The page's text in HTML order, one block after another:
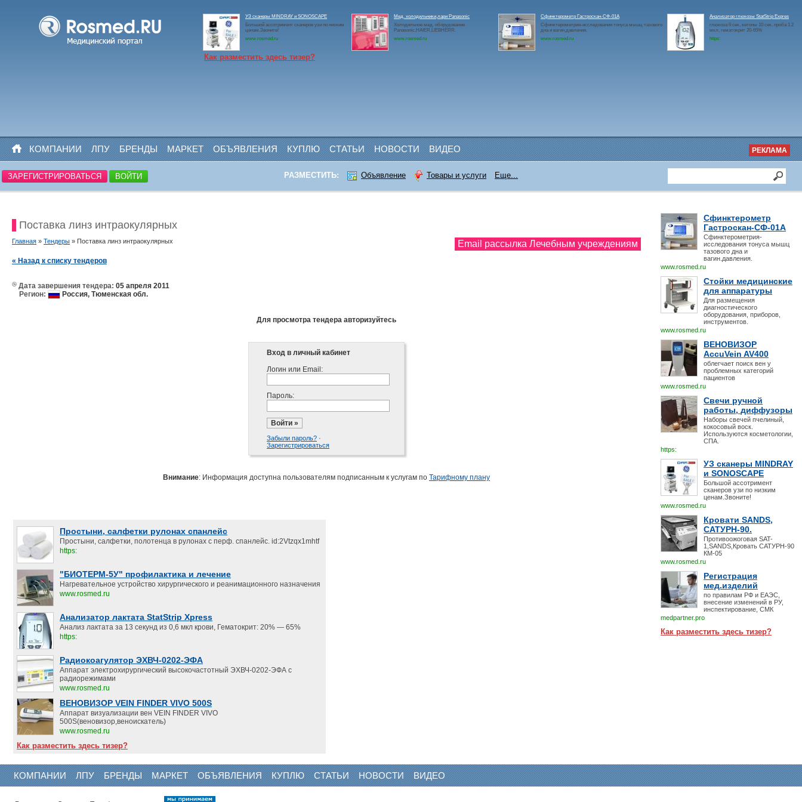
УЗ сканеры MINDRAY и SONOSCAPE
Большой ассотримент сканеров узи по низким
ценам.Звоните!
www.rosmed.ru
Мед. холодильники,лари Panasonic
Холодильное мед. оборудование
Panasonic,HAIER,LIEBHERR.
www.rosmed.ru
Сфинктерометр Гастроскан-СФ-01А
Сфинктерометрия-исследования тонуса мышц тазового
дна и вагин.давления.
www.rosmed.ru
Анализатор глюкозы StatStrip Expres
глюкоза 6 сек, кетоны 10 сек, проба 1.2
мкл, гематокрит 20-65%
https:
Как разместить здесь тизер?
КОМПАНИИ ЛПУ БРЕНДЫ МАРКЕТ ОБЪЯВЛЕНИЯ КУПЛЮ СТАТЬИ НОВОСТИ ВИДЕО РЕКЛАМА
ЗАРЕГИСТРИРОВАТЬСЯ ВОЙТИ РАЗМЕСТИТЬ: Объявление Товары и услуги Еще...
Сфинктерометр
Гастроскан-СФ-01А
Сфинктерометрия-
исследования тонуса мышц
тазового дна и
вагин.давления.
www.rosmed.ru
Стойки медицинские
для аппаратуры
Для размещения
диагностического
оборудования, приборов,
инструментов.
www.rosmed.ru
ВЕНОВИЗОР
AccuVein AV400
облегчает поиск вен у
проблемных категорий
пациентов
www.rosmed.ru
Свечи ручной
работы, диффузоры
Наборы свечей пчелиный,
кокосовый воск.
Используются косметологии,
СПА.
https:
УЗ сканеры MINDRAY
и SONOSCAPE
Большой ассотримент
сканеров узи по низким
ценам.Звоните!
www.rosmed.ru
Кровати SANDS,
САТУРН-90.
Противоожоговая SAT-
1,SANDS,Кровать САТУРН-90
КМ-05
www.rosmed.ru
Регистрация
мед.изделий
по правилам РФ и ЕАЭС,
внесение изменений в РУ,
инспектирование, СМК
medpartner.pro
Как разместить здесь тизер?
Поставка линз интраокулярных
Email рассылка Лечебным учреждениям
Главная » Тендеры » Поставка линз интраокулярных
« Назад к списку тендеров
Дата завершения тендера: 05 апреля 2011
Регион:
Россия, Тюменская обл.
Для просмотра тендера авторизуйтесь
Вход в личный кабинет
Логин или Email:
Пароль:
Забыли пароль? ·
Зарегистрироваться
Внимание: Информация доступна пользователям подписанным к услугам по Тарифному плану
Простыни, салфетки рулонах спанлейс
Простыни, салфетки, полотенца в рулонах с перф. спанлейс. id:2Vtzqx1mhtf
https:
"БИОТЕРМ-5У" профилактика и лечение
Нагревательное устройство хирургического и реанимационного назначения
www.rosmed.ru
Анализатор лактата StatStrip Xpress
Анализ лактата за 13 секунд из 0,6 мкл крови, Гематокрит: 20% — 65%
https:
Радиокоагулятор ЭХВЧ-0202-ЭФА
Аппарат электрохирургический высокочастотный ЭХВЧ-0202-ЭФА с
радиорежимами
www.rosmed.ru
ВЕНОВИЗОР VEIN FINDER VIVO 500S
Аппарат визуализации вен VEIN FINDER VIVO
500S(веновизор,веноискатель)
www.rosmed.ru
Как разместить здесь тизер?
КОМПАНИИ ЛПУ БРЕНДЫ МАРКЕТ ОБЪЯВЛЕНИЯ КУПЛЮ СТАТЬИ НОВОСТИ ВИДЕО